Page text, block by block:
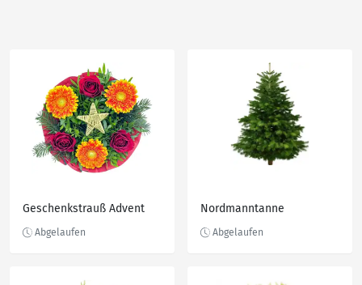
Geschenkstrauß Advent Nordmanntanne